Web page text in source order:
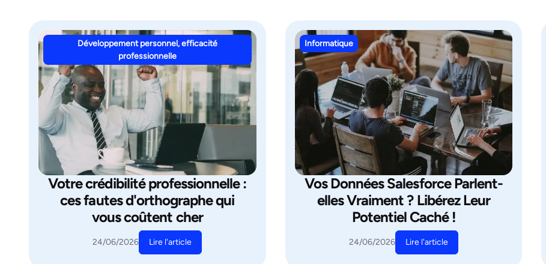
Développement personnel, efficacité
professionnelle
Votre crédibilité professionnelle :
ces fautes d'orthographe qui
vous coûtent cher
24/06/2026 Lire l'article
Informatique
Vos Données Salesforce Parlent-
elles Vraiment ? Libérez Leur
Potentiel Caché !
24/06/2026 Lire l'article